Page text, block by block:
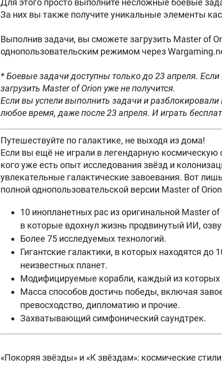
Для этого просто выполните несложные боевые
За них вы также получите уникальные элементы
Выполнив задачи, вы сможете загрузить Master of
однопользовательским режимом через
* Боевые задачи доступны только до 23 апреля.
загрузить Master of Orion уже не получится.
Если вы успели выполнить задачи и разблокировали
любое время, даже после 23 апреля. И играть
Путешествуйте по галактике, не выходя из дома!
Если вы ещё не играли в легендарную космическую
кого уже есть опыт исследования звёзд и
увлекательные галактические завоевания. Вот
полной однопользовательской версии Master of
10 инопланетных рас из оригинальной Master
в которые вдохнул жизнь продвинутый ИИ,
Более 75 исследуемых технологий.
Гигантские галактики, в которых находятся до
неизвестных планет.
Модифицируемые корабли, каждый из которых
Масса способов достичь победы, включая
превосходство, дипломатию и прочие.
Захватывающий симфонический саундтрек.
«Покоряя звёзды» и «К звёздам»: космические